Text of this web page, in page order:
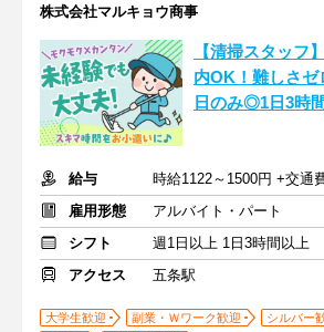
株式会社マルキョウ商事
【清掃スタッ
内OK！難しさゼ
日のみ◎1日3時
給与
時給1122～1500円 +交通
雇用形態
アルバイト・パート
シフト
週1日以上 1日3時間以上
アクセス
五条駅
大学生歓迎 副業・Ｗワーク歓迎
シルバー